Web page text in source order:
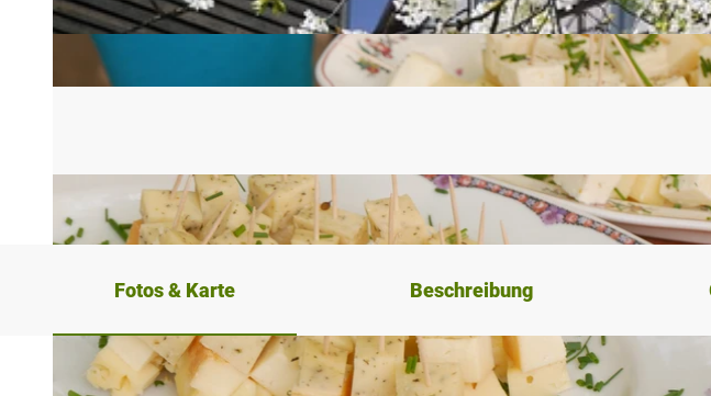
Fotos & Karte Beschreibung